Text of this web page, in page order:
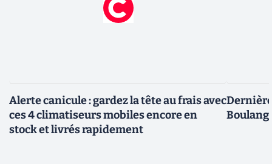
Alerte canicule : gardez la tête au frais avec
ces 4 climatiseurs mobiles encore en
stock et livrés rapidement